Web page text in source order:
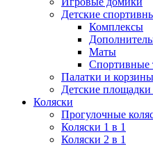
Детские
Комплексы
Маты
Спортивные
Палатки и
Детские
Коляски
Прогулочные
Коляски 1 в 1
Коляски 2 в 1